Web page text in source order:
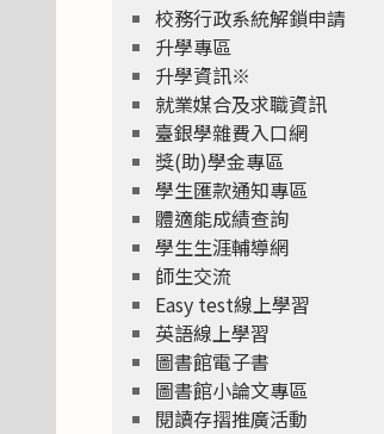
校務行政系統解鎖申請
升學專區
升學資訊※
就業媒合及求職資訊
臺銀學雜費入口網
獎(助)學金專區
學生匯款通知專區
體適能成績查詢
學生生涯輔導網
師生交流
Easy test線上學習
英語線上學習
圖書館電子書
圖書館小論文專區
閱讀存摺推廣活動